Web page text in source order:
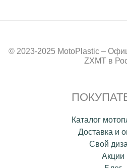
© 2023-2025 MotoPlastic –
ZXMT в
Каталог
Доставка и
Свой
Акции